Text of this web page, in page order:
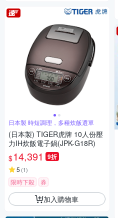
日本製 時短調理，多種炊飯選單
(日本製) TIGER虎牌 10人份壓
力IH炊飯電子鍋(JPK-G18R)
$14,391 9折
5 (1)
限時下殺 券
加入購物車